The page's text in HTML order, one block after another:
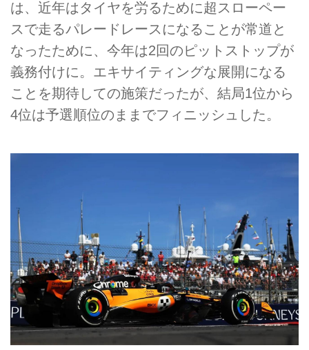
は、近年はタイヤを労るために超スローペー
スで走るパレードレースになることが常道と
なったために、今年は2回のピットストップが
義務付けに。エキサイティングな展開になる
ことを期待しての施策だったが、結局1位から
4位は予選順位のままでフィニッシュした。